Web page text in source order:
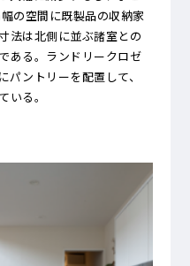
の空間に既製品の収納家
法は北側に並ぶ諸室との
ある。ランドリークロゼ
パントリーを配置して、
いる。